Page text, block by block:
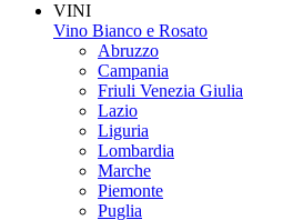
VINI
Vino Bianco e Rosato
Abruzzo
Campania
Friuli Venezia Giulia
Lazio
Liguria
Lombardia
Marche
Piemonte
Puglia